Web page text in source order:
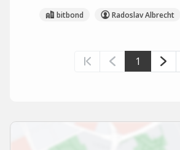
bitbond Radoslav Albrecht
1